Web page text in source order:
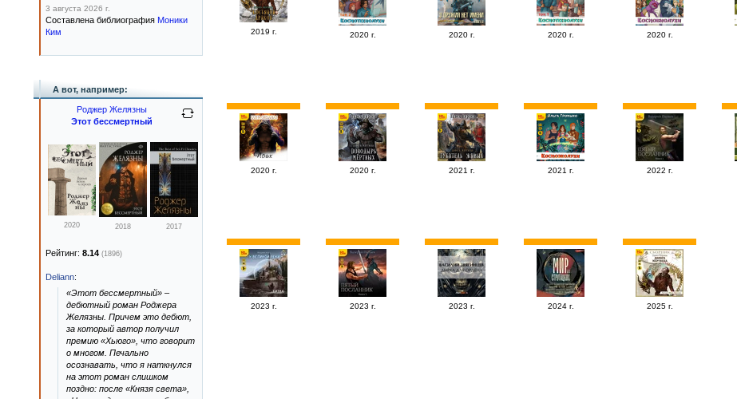
2019 г. 2020 г. 2020 г. 2020 г. 2020 г.
2020 г. 2020 г. 2021 г. 2021 г. 2022 г.
2023 г. 2023 г. 2023 г. 2024 г. 2025 г.
3 августа 2026 г.
Составлена библиография Моники
Ким
А вот, например:
Роджер Желязны
Этот бессмертный
2020 2018 2017
Рейтинг: 8.14 (1896)
Deliann:
«Этот бессмертный» –
дебютный роман Роджера
Желязны. Причем это дебют,
за который автор получил
премию «Хьюго», что говорит
о многом. Печально
осознавать, что я наткнулся
на этот роман слишком
поздно: после «Князя света»,